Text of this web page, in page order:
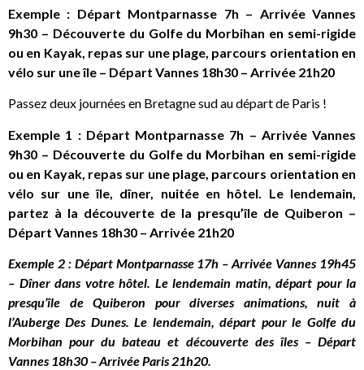
Exemple : Départ Montparnasse 7h – Arrivée Vannes
9h30 – Découverte du Golfe du Morbihan en semi-rigide
ou en Kayak, repas sur une plage, parcours orientation en
vélo sur une île – Départ Vannes 18h30 – Arrivée 21h20
Passez deux journées en Bretagne sud au départ de Paris !
Exemple 1 : Départ Montparnasse 7h – Arrivée Vannes
9h30 – Découverte du Golfe du Morbihan en semi-rigide
ou en Kayak, repas sur une plage, parcours orientation en
vélo sur une île, dîner, nuitée en hôtel. Le lendemain,
partez à la découverte de la presqu’île de Quiberon –
Départ Vannes 18h30 – Arrivée 21h20
Exemple 2 : Départ Montparnasse 17h – Arrivée Vannes 19h45
– Dîner dans votre hôtel. Le lendemain matin, départ pour la
presqu’île de Quiberon pour diverses animations, nuit à
l’Auberge Des Dunes. Le lendemain, départ pour le Golfe du
Morbihan pour du bateau et découverte des îles – Départ
Vannes 18h30 – Arrivée Paris 21h20.